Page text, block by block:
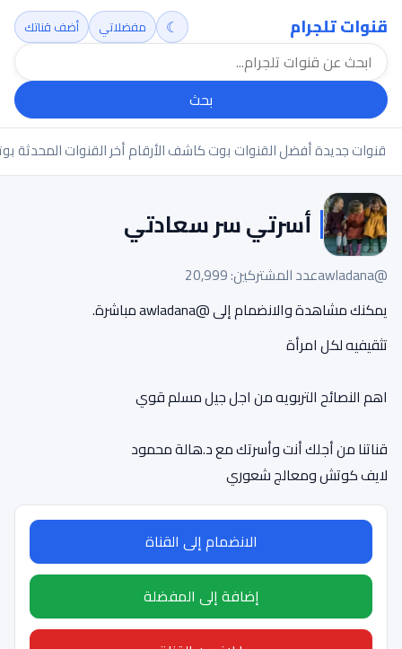
قنوات تلجرام
بحث
☾ مفضلاتي أضف قناتك
قنوات جديدةأفضل القنواتبوت كاشف الأرقامأخر القنوات المحدثة
أسرتي سر سعادتي
@awladana
عدد المشتركين: 20,999
يمكنك مشاهدة والانضمام إلى @awladana مباشرة.
تثقيفيه لكل امرأة
اهم النصائح التربويه من اجل جيل مسلم قوي
قناتنا من أجلك أنت وأسرتك مع د.هالة محمود
لايف كوتش ومعالج شعوري
الانضمام إلى القناة
إضافة إلى المفضلة